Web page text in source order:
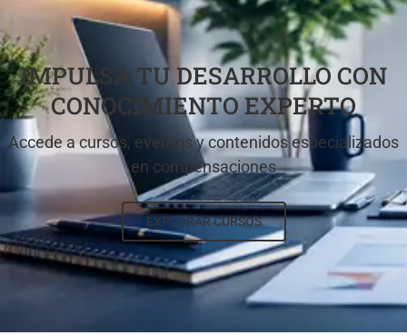
IMPULSA TU DESARROLLO CON
CONOCIMIENTO EXPERTO
Accede a cursos, eventos y contenidos especializados
en compensaciones
EXPLORAR CURSOS